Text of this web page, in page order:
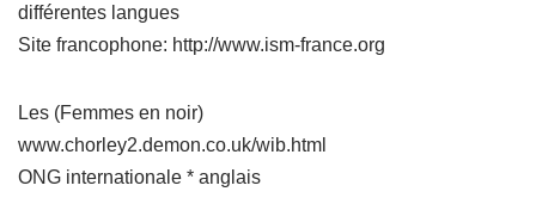
différentes langues
Site francophone: http://www.ism-france.org
Les (Femmes en noir)
www.chorley2.demon.co.uk/wib.html
ONG internationale * anglais